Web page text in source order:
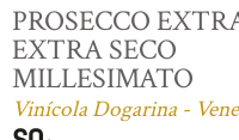
PROSECCO
EXTRA SECO
MILLESIMATO
Vinícola Dogarina -